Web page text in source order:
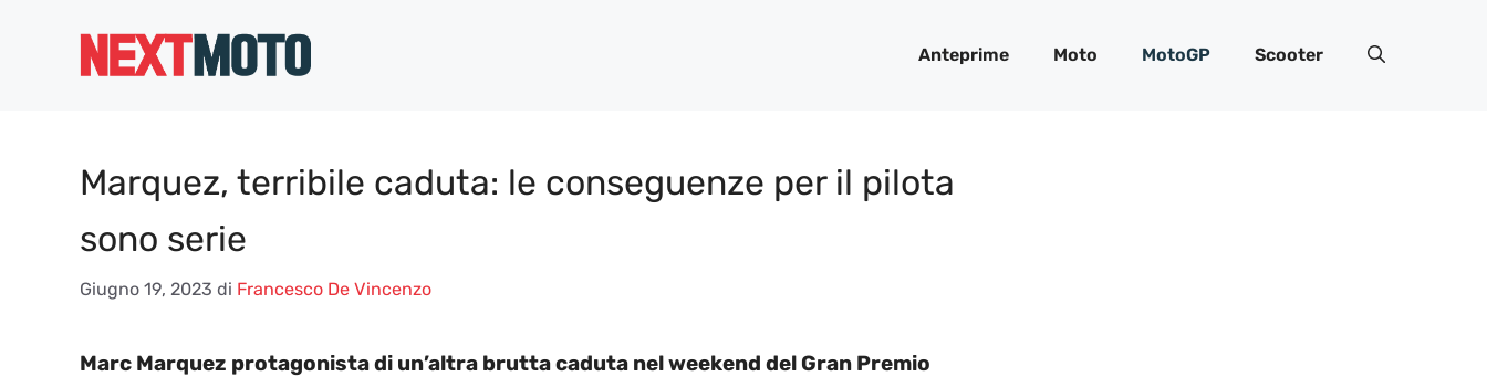
Anteprime Moto MotoGP Scooter
Marquez, terribile caduta: le conseguenze per il pilota
sono serie
Giugno 19, 2023 di Francesco De Vincenzo
Marc Marquez protagonista di un’altra brutta caduta nel weekend del Gran Premio